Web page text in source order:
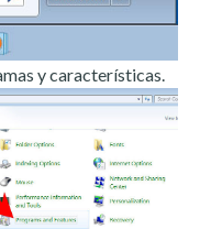
y características.